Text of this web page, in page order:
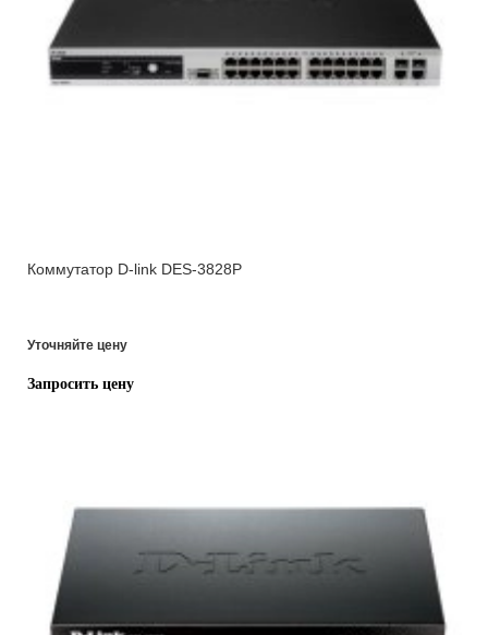
Коммутатор D-link DES-3828P
Уточняйте цену
Запросить цену